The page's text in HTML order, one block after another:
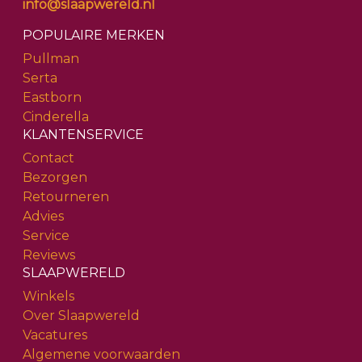
info@slaapwereld.nl
POPULAIRE MERKEN
Pullman
Serta
Eastborn
Cinderella
KLANTENSERVICE
Contact
Bezorgen
Retourneren
Advies
Service
Reviews
SLAAPWERELD
Winkels
Over Slaapwereld
Vacatures
Algemene voorwaarden